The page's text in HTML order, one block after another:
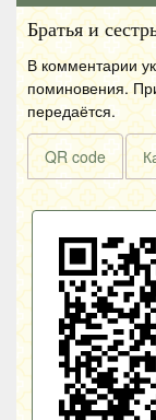
Братья и
В комментарии
поминовения.
передаётся.
QR code